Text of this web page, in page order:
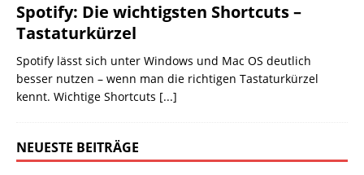
Spotify: Die wichtigsten Shortcuts –
Tastaturkürzel
Spotify lässt sich unter Windows und Mac OS deutlich
besser nutzen – wenn man die richtigen Tastaturkürzel
kennt. Wichtige Shortcuts [...]
NEUESTE BEITRÄGE